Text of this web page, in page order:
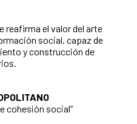
reafirma el valor del arte
social, capaz de
y construcción de
cohesión social”